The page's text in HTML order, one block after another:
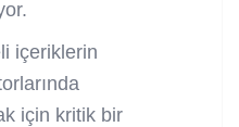
içeriklerin
için kritik bir